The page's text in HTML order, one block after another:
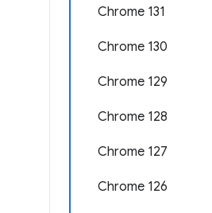
Chrome 131
Chrome 130
Chrome 129
Chrome 128
Chrome 127
Chrome 126